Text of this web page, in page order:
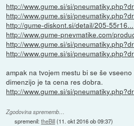
http://www.gume.si/si/
http://www.gume.si/si/
http://gume-diskont.si/detail/205-55r16...
http://www.gume-pnevmatike.com/
http://www.gume.si/si/
http://www.gume.si/si/
ampak na tvojem mestu bi se še
dimenzijo je ta cena res dobra.
http://www.gume.si/si/
Zgodovina sprememb…
spremenil:theBill(11. okt 2016 ob 09:37)